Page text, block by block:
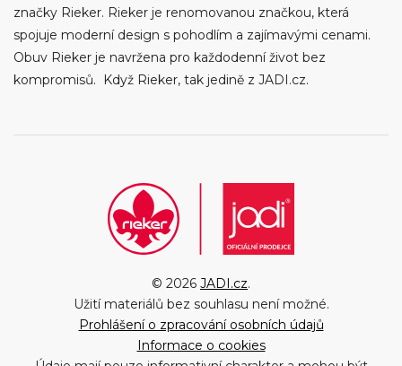
značky Rieker. Rieker je renomovanou značkou, která
spojuje moderní design s pohodlím a zajímavými cenami.
Obuv Rieker je navržena pro každodenní život bez
kompromisů. Když Rieker, tak jedině z JADI.cz.
© 2026 JADI.cz.
Užití materiálů bez souhlasu není možné.
Prohlášení o zpracování osobních údajů
Informace o cookies